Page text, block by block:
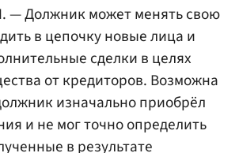
— Должник может менять свою
в цепочку новые лица и
сделки в целях
от кредиторов. Возможна
изначально приобрёл
и не мог точно определить
в результате